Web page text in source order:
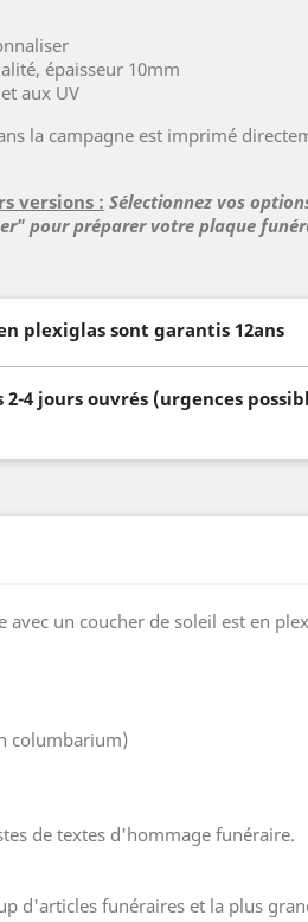
épaisseur 10mm
aux UV
la campagne est imprimé
versions : Sélectionnez vos
pour préparer votre plaque
plexiglas sont garantis 12ans
2-4 jours ouvrés (urgences
un coucher de soleil est en
columbarium)
de textes d'hommage funéraire.
d'articles funéraires et la plus